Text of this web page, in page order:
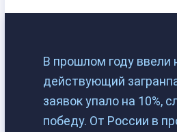
В прошлом году ввели
действующий
заявок упало на 10%,
победу. От России в